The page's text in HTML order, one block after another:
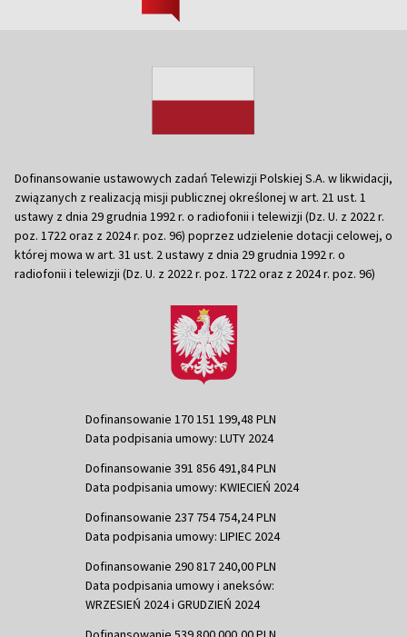
Dofinansowanie ustawowych zadań Telewizji Polskiej S.A. w likwidacji,
związanych z realizacją misji publicznej określonej w art. 21 ust. 1
ustawy z dnia 29 grudnia 1992 r. o radiofonii i telewizji (Dz. U. z 2022 r.
poz. 1722 oraz z 2024 r. poz. 96) poprzez udzielenie dotacji celowej, o
której mowa w art. 31 ust. 2 ustawy z dnia 29 grudnia 1992 r. o
radiofonii i telewizji (Dz. U. z 2022 r. poz. 1722 oraz z 2024 r. poz. 96)
Dofinansowanie 170 151 199,48 PLN
Data podpisania umowy: LUTY 2024
Dofinansowanie 391 856 491,84 PLN
Data podpisania umowy: KWIECIEŃ 2024
Dofinansowanie 237 754 754,24 PLN
Data podpisania umowy: LIPIEC 2024
Dofinansowanie 290 817 240,00 PLN
Data podpisania umowy i aneksów:
WRZESIEŃ 2024 i GRUDZIEŃ 2024